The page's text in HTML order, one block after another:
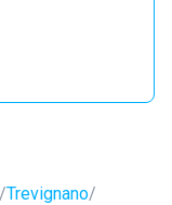
Trevignano